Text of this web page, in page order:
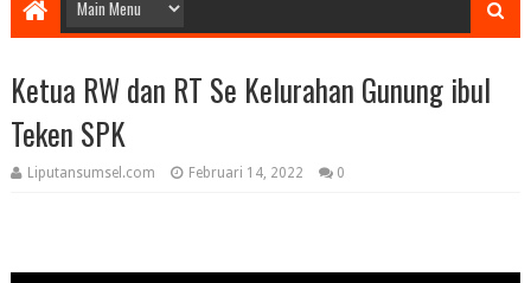
Ketua RW dan RT Se Kelurahan Gunung ibul
Teken SPK
Liputansumsel.com Februari 14, 2022 0